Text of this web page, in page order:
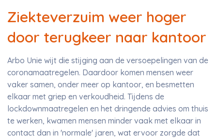
Ziekteverzuim weer hoger
door terugkeer naar kantoor
Arbo Unie wijt die stijging aan de versoepelingen van de
coronamaatregelen. Daardoor komen mensen weer
vaker samen, onder meer op kantoor, en besmetten
elkaar met griep en verkoudheid. Tijdens de
lockdownmaatregelen en het dringende advies om thuis
te werken, kwamen mensen minder vaak met elkaar in
contact dan in 'normale' jaren, wat ervoor zorgde dat